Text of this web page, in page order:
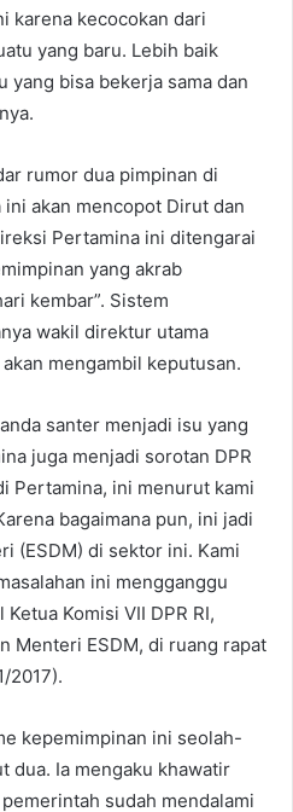
karena kecocokan dari
yang baru. Lebih baik
yang bisa bekerja sama dan
rumor dua pimpinan di
akan mencopot Dirut dan
Pertamina ini ditengarai
yang akrab
kembar”. Sistem
wakil direktur utama
mengambil keputusan.
santer menjadi isu yang
juga menjadi sorotan DPR
Pertamina, ini menurut kami
bagaimana pun, ini jadi
(ESDM) di sektor ini. Kami
ini mengganggu
Komisi VII DPR RI,
Menteri ESDM, di ruang rapat
2017).
kepemimpinan ini seolah-
dua. Ia mengaku khawatir
sudah mendalami